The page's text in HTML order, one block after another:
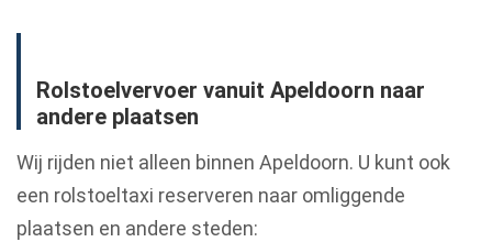
Rolstoelvervoer vanuit Apeldoorn naar
andere plaatsen
Wij rijden niet alleen binnen Apeldoorn. U kunt ook
een rolstoeltaxi reserveren naar omliggende
plaatsen en andere steden: